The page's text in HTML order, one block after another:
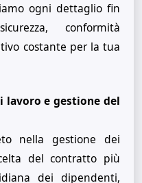
ogni dettaglio fin
conformità
costante per la tua
lavoro e gestione del
nella gestione dei
del contratto più
dei dipendenti,